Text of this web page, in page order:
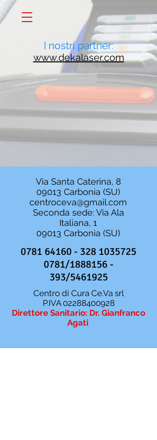
I nostri partner:
www.dekalaser.com
Via Santa Caterina, 8
09013 Carbonia (SU)
centroceva@gmail.com
Seconda sede: Via Ala
Italiana, 1
09013 Carbonia (SU)
0781 64160 - 328 1035725
0781/1888156 -
393/5461925
Centro di Cura Ce.Va srl
P.IVA 02288400928
Direttore Sanitario: Dr. Gianfranco
Agati